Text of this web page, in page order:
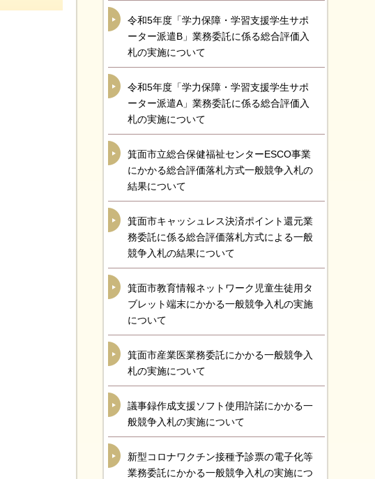
令和5年度「学力保障・学習支援学生サポ
ーター派遣B」業務委託に係る総合評価入
札の実施について
令和5年度「学力保障・学習支援学生サポ
ーター派遣A」業務委託に係る総合評価入
札の実施について
箕面市立総合保健福祉センターESCO事業
にかかる総合評価落札方式一般競争入札の
結果について
箕面市キャッシュレス決済ポイント還元業
務委託に係る総合評価落札方式による一般
競争入札の結果について
箕面市教育情報ネットワーク児童生徒用タ
ブレット端末にかかる一般競争入札の実施
について
箕面市産業医業務委託にかかる一般競争入
札の実施について
議事録作成支援ソフト使用許諾にかかる一
般競争入札の実施について
新型コロナワクチン接種予診票の電子化等
業務委託にかかる一般競争入札の実施につ